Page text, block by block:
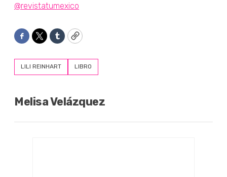
@revistatumexico
Facebook
TwitterTumblrCopy
LILI REINHART LIBRO
Melisa Velázquez